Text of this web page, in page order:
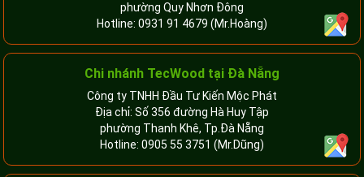
phường Quy Nhơn Đông
Hotline: 0931 91 4679 (Mr.Hoàng)
Chi nhánh TecWood tại Đà Nẵng
Công ty TNHH Đầu Tư Kiến Mộc Phát
Địa chỉ: Số 356 đường Hà Huy Tập
phường Thanh Khê, Tp.Đà Nẵng
Hotline: 0905 55 3751 (Mr.Dũng)